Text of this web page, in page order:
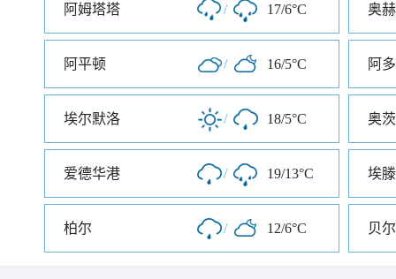
阿姆塔塔 / 17/6°C 奥
阿平顿 / 16/5°C 阿
埃尔默洛 / 18/5°C 奥
爱德华港 / 19/13°C 埃
柏尔 / 12/6°C 贝